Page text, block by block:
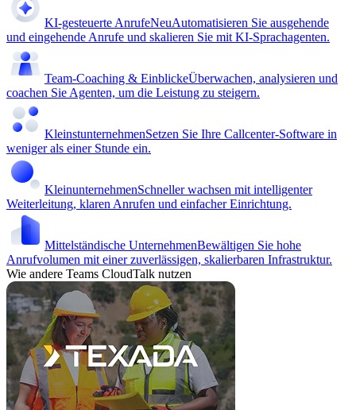
KI-gesteuerte AnrufeNeuAutomatisieren Sie ausgehende
und eingehende Anrufe und skalieren Sie mit KI-Sprachagenten.
Team-Coaching & EinblickeÜberwachen, analysieren und
coachen Sie Agenten, um die Leistung zu steigern.
KleinstunternehmenSetzen Sie Ihre Callcenter-Software in
weniger als einer Stunde ein.
KleinunternehmenSchneller wachsen mit intelligenter
Weiterleitung, klaren Anrufen und einfacher Einrichtung.
Mittelständische UnternehmenBewältigen Sie hohe
Anrufvolumen mit einer zuverlässigen, skalierbaren Infrastruktur.
Wie andere Teams CloudTalk nutzen